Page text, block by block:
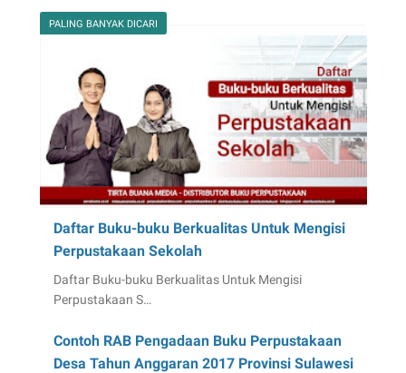
PALING BANYAK DICARI
Daftar Buku-buku Berkualitas Untuk Mengisi
Perpustakaan Sekolah
Daftar Buku-buku Berkualitas Untuk Mengisi
Perpustakaan S…
Contoh RAB Pengadaan Buku Perpustakaan
Desa Tahun Anggaran 2017 Provinsi Sulawesi